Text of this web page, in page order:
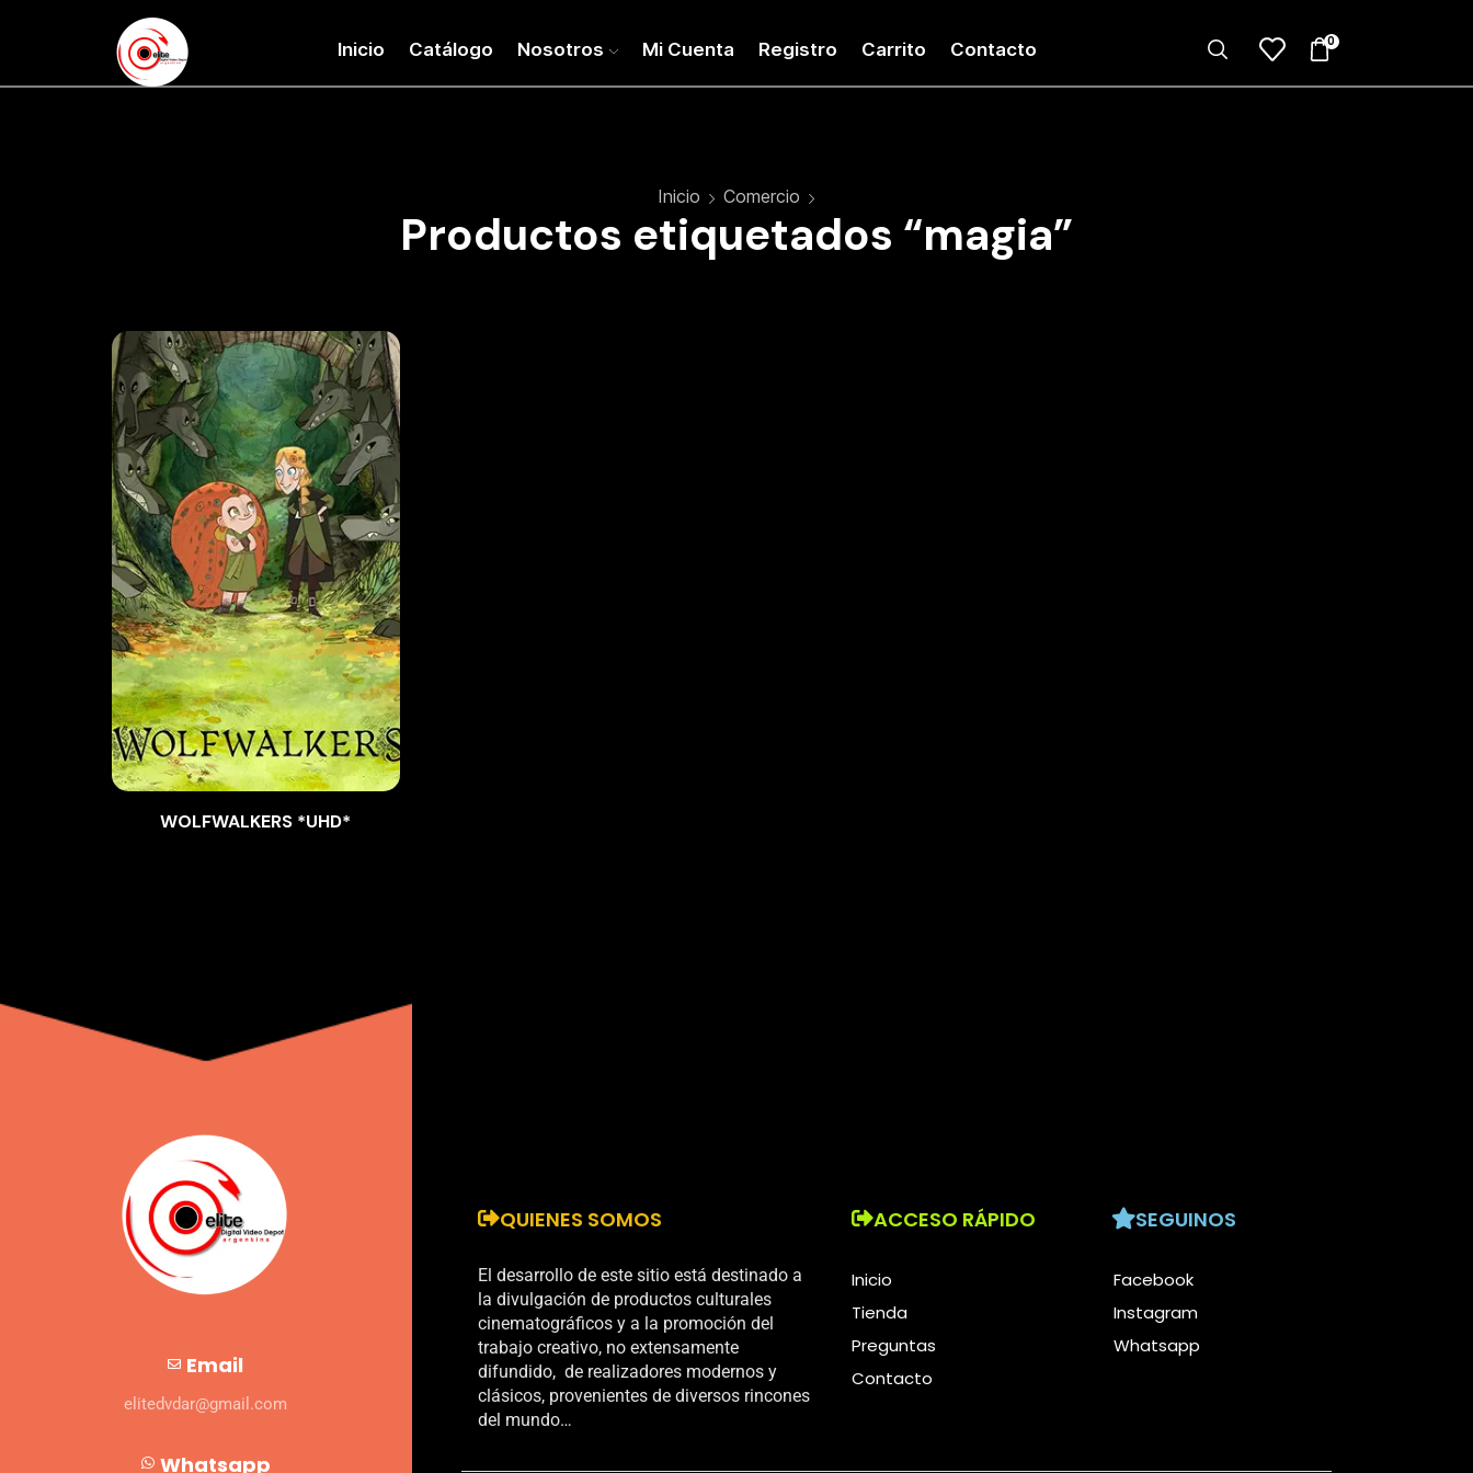
Inicio Catálogo Nosotros Mi Cuenta Registro Carrito Contacto 0
Inicio Comercio
Productos etiquetados “magia”
WOLFWALKERS *UHD*
Email
elitedvdar@gmail.com
Whatsapp
QUIENES SOMOS
El desarrollo de este sitio está destinado a
la divulgación de productos culturales
cinematográficos y a la promoción del
trabajo creativo, no extensamente
difundido, de realizadores modernos y
clásicos, provenientes de diversos rincones
del mundo…
ACCESO RÁPIDO
Inicio
Tienda
Preguntas
Contacto
SEGUINOS
Facebook
Instagram
Whatsapp